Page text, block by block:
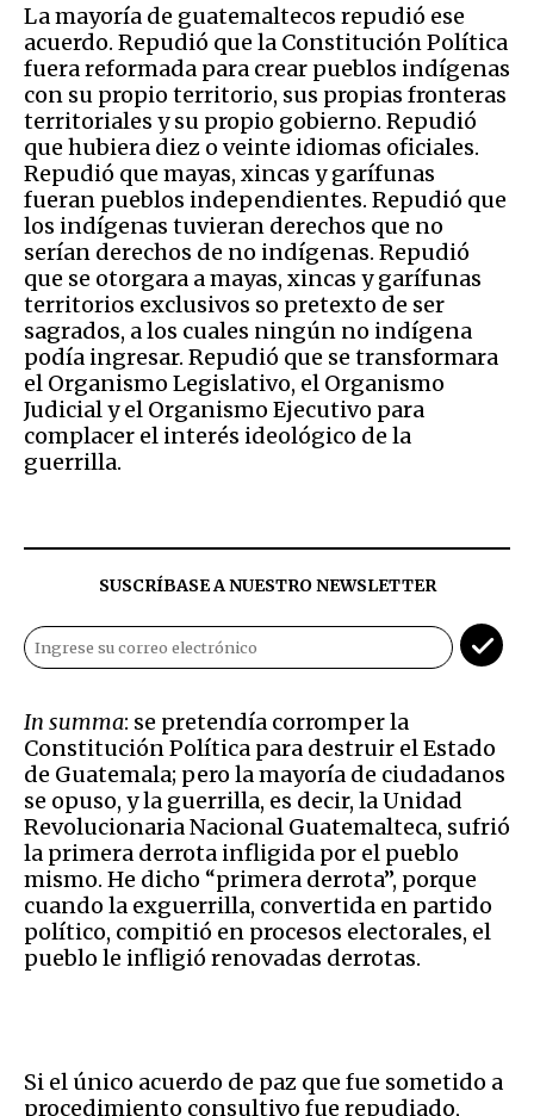
La mayoría de guatemaltecos repudió ese
acuerdo. Repudió que la Constitución Política
fuera reformada para crear pueblos indígenas
con su propio territorio, sus propias fronteras
territoriales y su propio gobierno. Repudió
que hubiera diez o veinte idiomas oficiales.
Repudió que mayas, xincas y garífunas
fueran pueblos independientes. Repudió que
los indígenas tuvieran derechos que no
serían derechos de no indígenas. Repudió
que se otorgara a mayas, xincas y garífunas
territorios exclusivos so pretexto de ser
sagrados, a los cuales ningún no indígena
podía ingresar. Repudió que se transformara
el Organismo Legislativo, el Organismo
Judicial y el Organismo Ejecutivo para
complacer el interés ideológico de la
guerrilla.
SUSCRÍBASE A NUESTRO NEWSLETTER
In summa: se pretendía corromper la
Constitución Política para destruir el Estado
de Guatemala; pero la mayoría de ciudadanos
se opuso, y la guerrilla, es decir, la Unidad
Revolucionaria Nacional Guatemalteca, sufrió
la primera derrota infligida por el pueblo
mismo. He dicho “primera derrota”, porque
cuando la exguerrilla, convertida en partido
político, compitió en procesos electorales, el
pueblo le infligió renovadas derrotas.
Si el único acuerdo de paz que fue sometido a
procedimiento consultivo fue repudiado,